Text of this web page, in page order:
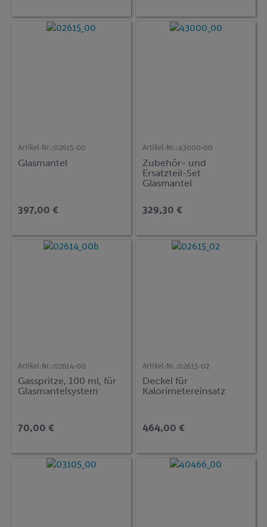
Artikel-Nr.:02615-00
Glasmantel
397,00 €
Artikel-Nr.:43000-00
Zubehör- und
Ersatzteil-Set
Glasmantel
329,30 €
Artikel-Nr.:02614-00
Gasspritze, 100 ml, für
Glasmantelsystem
70,00 €
Artikel-Nr.:02615-02
Deckel für
Kalorimetereinsatz
464,00 €